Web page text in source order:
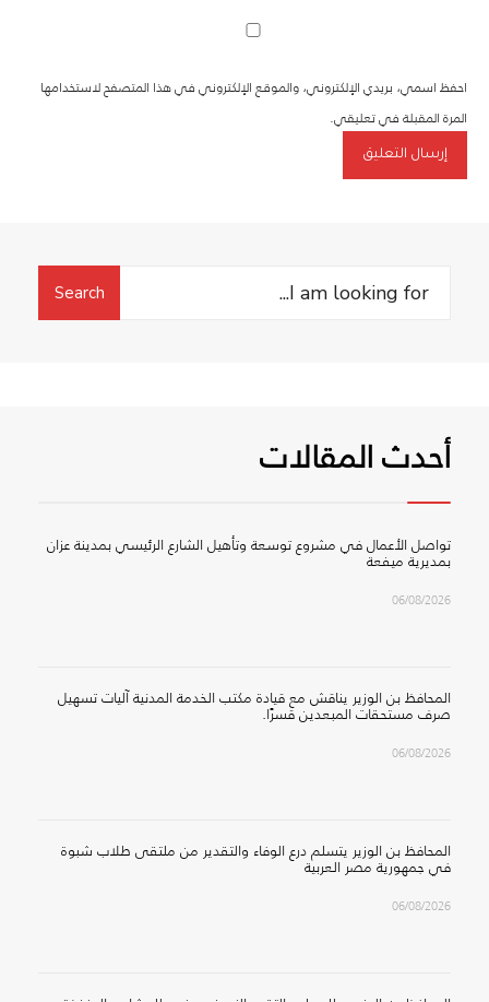
احفظ اسمي، بريدي الإلكتروني، والموقع الإلكتروني في هذا المتصفح لاستخدامها
المرة المقبلة في تعليقي.
Search
Search
أحدث المقالات
تواصل الأعمال في مشروع توسعة وتأهيل الشارع الرئيسي بمدينة عزان
بمديرية ميفعة
06/08/2026
المحافظ بن الوزير يناقش مع قيادة مكتب الخدمة المدنية آليات تسهيل
صرف مستحقات المبعدين قسرًا.
06/08/2026
المحافظ بن الوزير يتسلم درع الوفاء والتقدير من ملتقى طلاب شبوة
في جمهورية مصر العربية
06/08/2026